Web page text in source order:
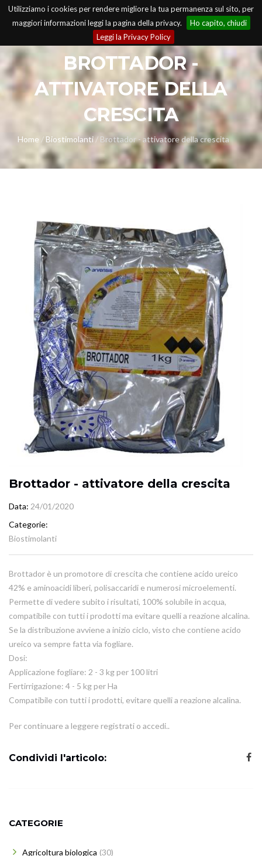
Utilizziamo i cookies per rendere migliore la tua permanenza sul sito, per
maggiori informazioni leggi la pagina della privacy.
Ho capito, chiudi
Leggi la Privacy Policy
BROTTADOR -
ATTIVATORE DELLA
CRESCITA
Home / Biostimolanti/ Brottador - attivatore della crescita
Brottador - attivatore della crescita
Data 24/01/2020
Categorie
Biostimolanti
Brottador è un promotore di crescita che contiene acido ureico
42% e aminoacidi liberi, polisaccaridi e numerosi microelementi.
Permette di vedere subito i risultati, 100% solubile in acqua,
compatibile con tutti i prodotti ma evitare quelli a reazione alcalina.
Se la distribuzione avviene a inizio ciclo, visto che contiene acido
ureico va sempre fatta via fogliare.
Dosi:
Applicazione fogliare: 2 - 3 kg per 100 litri
Fertirrigazione: 4 - 5 kg per Ha
Compatibile con tutti i prodotti, evitare quelli a reazione alcalina.
Per continuare a leggere registrati o accedi..
Condividi l'articolo:
CATEGORIE
Agricoltura biologica (30)